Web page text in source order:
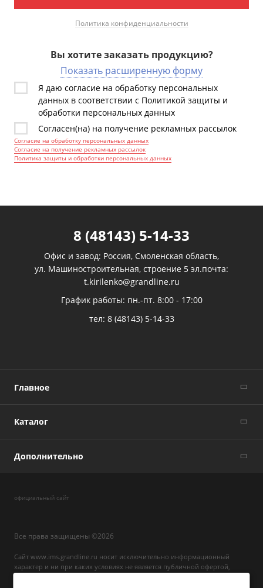
Вы хотите заказать продукцию?
Показать расширенную форму
Политика конфиденциальности
Я даю согласие на обработку персональных
данных в соответствии с Политикой защиты и
обработки персональных данных
Согласен(на) на получение рекламных рассылок
Согласие на обработку персональных данных
Согласие на получение рекламных рассылок
Политика защиты и обработки персональных данных
Главное
Каталог
Дополнительно
8 (48143) 5-14-33
Офис и завод: Россия, Смоленская область,
ул. Машиностроительная, строение 5 эл.почта:
t.kirilenko@grandline.ru
График работы: пн.-пт. 8:00 - 17:00
тел: 8 (48143) 5-14-33
официальный сайт
Все права защищены ©2026
Сайт www.ims.grandline.ru носит исключительно информационный
характер и ни при каких условиях не является публичной офертой,
определяемой положениями ГК РФ. Для получения подробной